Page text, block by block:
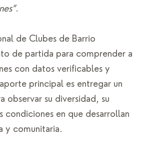
.
de Clubes de Barrio
de partida para comprender a
con datos verificables y
principal es entregar un
observar su diversidad, su
condiciones en que desarrollan
y comunitaria.